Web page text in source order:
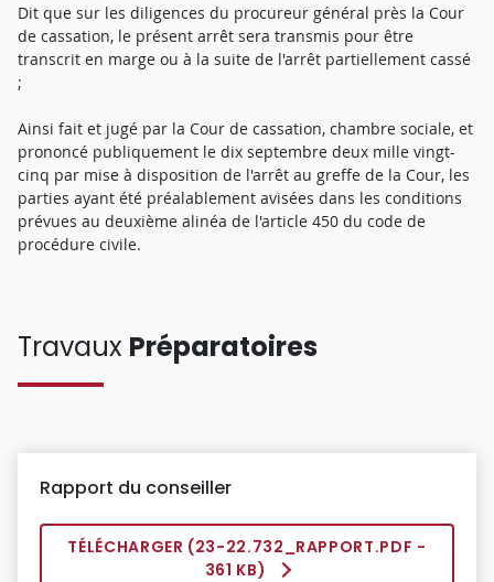
Dit que sur les diligences du procureur général près la Cour
de cassation, le présent arrêt sera transmis pour être
transcrit en marge ou à la suite de l'arrêt partiellement cassé
;
Ainsi fait et jugé par la Cour de cassation, chambre sociale, et
prononcé publiquement le dix septembre deux mille vingt-
cinq par mise à disposition de l'arrêt au greffe de la Cour, les
parties ayant été préalablement avisées dans les conditions
prévues au deuxième alinéa de l'article 450 du code de
procédure civile.
Travaux Préparatoires
Rapport du conseiller
TÉLÉCHARGER (23-22.732_RAPPORT.PDF -
361 KB)